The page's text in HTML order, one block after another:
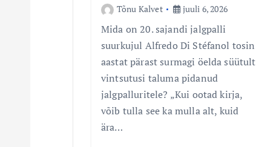
Tõnu Kalvet juuli 6, 2026
Mida on 20. sajandi jalgpalli
suurkujul Alfredo Di Stéfanol tosin
aastat pärast surmagi öelda süütult
vintsutusi taluma pidanud
jalgpalluritele? „Kui ootad kirja,
võib tulla see ka mulla alt, kuid
ära…